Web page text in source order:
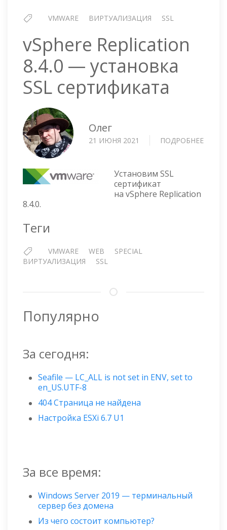
VMWARE ВИРТУАЛИЗАЦИЯ SSL
vSphere Replication
8.4.0 — установка
SSL сертификата
Олег
21 ИЮНЯ 2021 ПОДРОБНЕЕ
Установим SSL
сертификат
на vSphere Replication
8.4.0.
Теги
VMWARE WEB
SPECIAL
ВИРТУАЛИЗАЦИЯ
SSL
Популярно
За сегодня:
Seafile — LC_ALL is not set in ENV, set to
en_US.UTF-8
404 Страница не найдена
Настройка ESXi 6.7 U1
За все время:
Windows Server 2019 — терминальный
сервер без домена
Из чего состоит компьютер?